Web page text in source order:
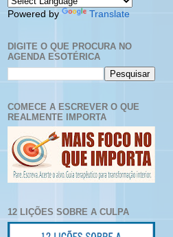
Powered by Translate
DIGITE O QUE PROCURA NO
AGENDA ESOTÉRICA
COMECE A ESCREVER O QUE
REALMENTE IMPORTA
12 LIÇÕES SOBRE A CULPA